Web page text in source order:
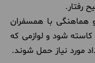
رفتار.
هماهنگی با همسفران
شود و لوازمی که
مورد نیاز حمل شوند.